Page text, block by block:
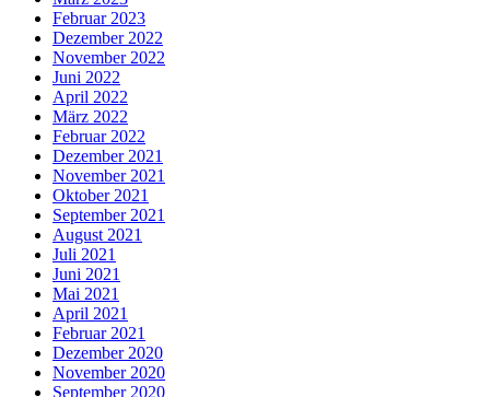
Februar 2023
Dezember 2022
November 2022
Juni 2022
April 2022
März 2022
Februar 2022
Dezember 2021
November 2021
Oktober 2021
September 2021
August 2021
Juli 2021
Juni 2021
Mai 2021
April 2021
Februar 2021
Dezember 2020
November 2020
September 2020